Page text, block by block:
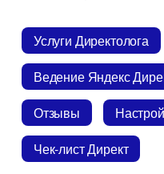
Услуги Директолога
едение Яндекс
Отзывы
Чек-лист Директ